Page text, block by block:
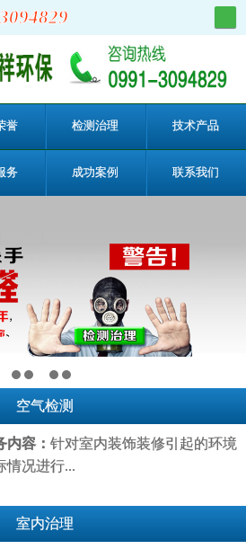
誉 检测治理 技术产品
务 成功案例 联系我们
空气检测
内容： 针对室内装饰装修引起的环境
情况进行...
室内治理